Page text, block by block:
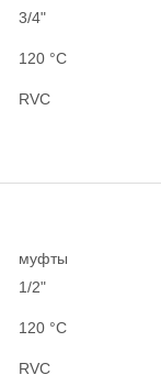
3/4"
120 °C
RVC
муфты
1/2"
120 °C
RVC